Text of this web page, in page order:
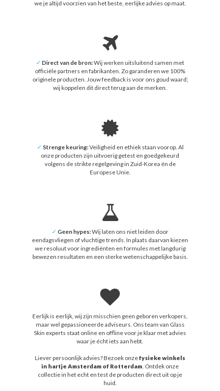
we je altijd voorzien van het beste, eerlijke advies op maat.
✓ Direct van de bron:Wij werken uitsluitend samen met
officiële partners en fabrikanten. Zo garanderen we 100%
originele producten. Jouw feedback is voor ons goud waard;
wij koppelen dit direct terug aan de merken.
✓ Strenge keuring:Veiligheid en ethiek staan voorop. Al
onze producten zijn uitvoerig getest en goedgekeurd
volgens de strikte regelgeving in Zuid-Korea én de
Europese Unie.
✓ Geen hypes:Wij laten ons niet leiden door
eendagsvliegen of vluchtige trends. In plaats daarvan kiezen
we resoluut voor ingrediënten en formules met langdurig
bewezen resultaten en een sterke wetenschappelijke basis.
Eerlijk is eerlijk, wij zijn misschien geen geboren verkopers,
maar wel gepassioneerde adviseurs. Ons team van Glass
Skin experts staat online en offline voor je klaar met advies
waar je écht iets aan hebt.
Liever persoonlijk advies? Bezoek onzefysieke winkels
in hartje Amsterdam of Rotterdam. Ontdek onze
collectie in het echt en test de producten direct uit op je
huid.